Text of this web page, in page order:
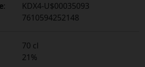
:
KDX4-U$00035093
7610594252148
70 cl
21%